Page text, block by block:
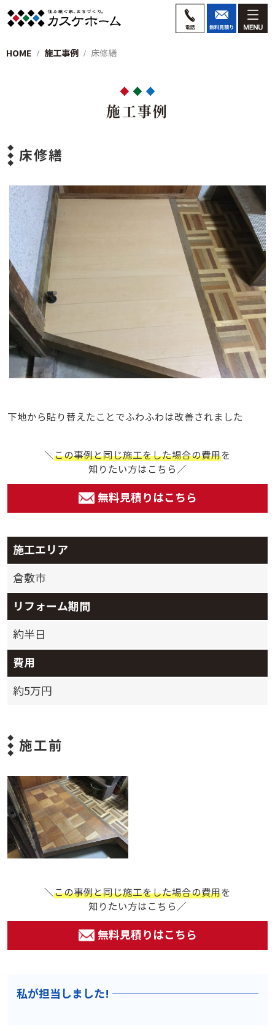
HOME 施工事例 床修繕
施工事例
床修繕
下地から貼り替えたことでふわふわは改善されました
＼この事例と同じ施工をした場合の費用を
知りたい方はこちら／
無料見積りはこちら
施工エリア
倉敷市
リフォーム期間
約半日
費用
約5万円
施工前
＼この事例と同じ施工をした場合の費用を
知りたい方はこちら／
無料見積りはこちら
私が担当しました!